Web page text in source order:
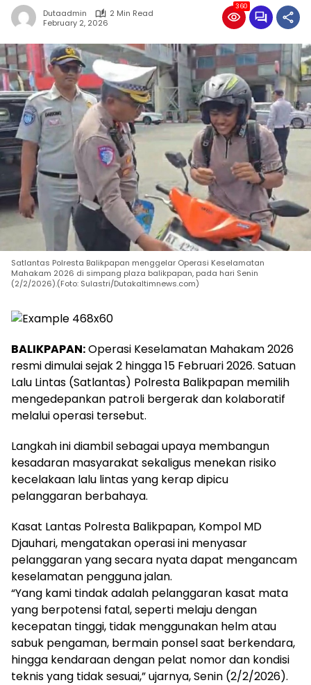
Dutaadmin
2 Min Read
February 2, 2026
360
Satlantas Polresta Balikpapan menggelar Operasi Keselamatan
Mahakam 2026 di simpang plaza balikpapan, pada hari Senin
(2/2/2026).(Foto: Sulastri/Dutakaltimnews.com)
BALIKPAPAN:Operasi Keselamatan Mahakam 2026
resmi dimulai sejak 2 hingga 15 Februari 2026. Satuan
Lalu Lintas (Satlantas) Polresta Balikpapan memilih
mengedepankan patroli bergerak dan kolaboratif
melalui operasi tersebut.
Langkah ini diambil sebagai upaya membangun
kesadaran masyarakat sekaligus menekan risiko
kecelakaan lalu lintas yang kerap dipicu
pelanggaran berbahaya.
Kasat Lantas Polresta Balikpapan, Kompol MD
Djauhari, mengatakan operasi ini menyasar
pelanggaran yang secara nyata dapat mengancam
keselamatan pengguna jalan.
“Yang kami tindak adalah pelanggaran kasat mata
yang berpotensi fatal, seperti melaju dengan
kecepatan tinggi, tidak menggunakan helm atau
sabuk pengaman, bermain ponsel saat berkendara,
hingga kendaraan dengan pelat nomor dan kondisi
teknis yang tidak sesuai,” ujarnya, Senin (2/2/2026).